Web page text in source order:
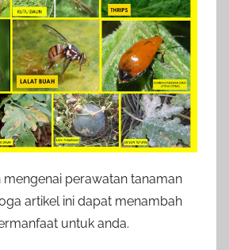
mengenai perawatan tanaman
artikel ini dapat menambah
untuk anda.